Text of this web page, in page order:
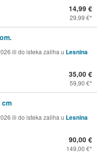
14,99 €
29,99 €
ili do isteka zaliha u Lesnina
35,00 €
59,90 €
cm
ili do isteka zaliha u Lesnina
90,00 €
149,00 €